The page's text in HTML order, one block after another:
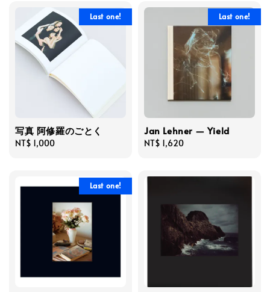
Last one!
写真 阿修羅のごとく
Regular
NT$ 1,000
Last one!
Jan Lehner — Yield
Regular
NT$ 1,620
Last one!